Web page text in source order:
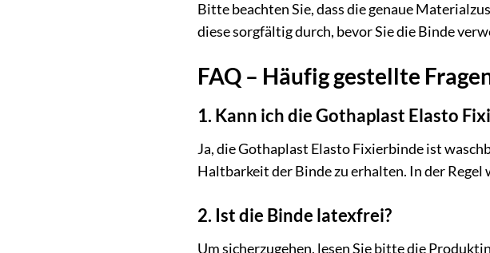
Bitte beachten Sie, dass die genaue
diese sorgfältig durch, bevor Sie die Binde
FAQ – Häufig gestellte
1. Kann ich die Gothaplast Elasto
Ja, die Gothaplast Elasto Fixierbinde ist
Haltbarkeit der Binde zu erhalten. In der
2. Ist die Binde latexfrei?
Um sicherzugehen, lesen Sie bitte die